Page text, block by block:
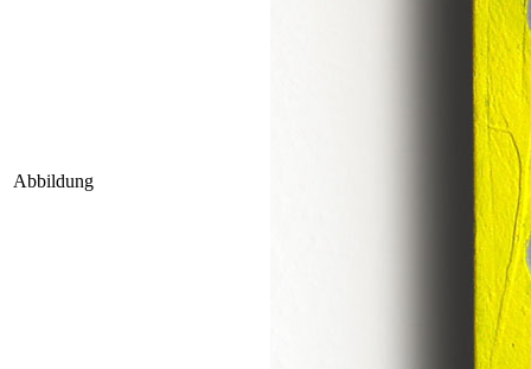
Abbildung